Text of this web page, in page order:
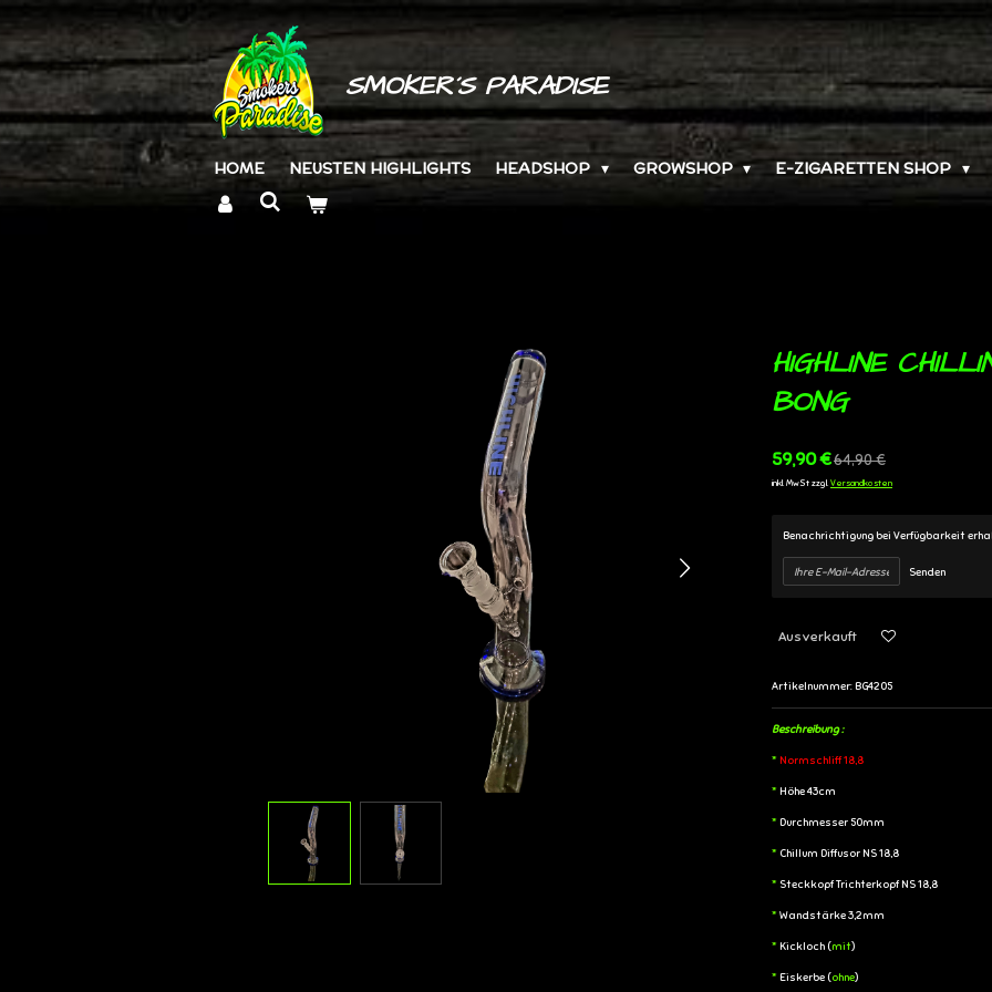
Zum
Hauptinhalt
springen
SMOKER´S PARADISE
HOME NEUSTEN HIGHLIGHTS HEADSHOP GROWSHOP E-ZIGARETTEN SHOP
HIGHLINE
BONG
59,90 €64,90 €
inkl. MwSt zzgl. Versandkosten
Benachrichtigung bei Verfügbarkeit
Senden
Ausverkauft
Artikelnummer:BG4205
Beschreibung :
* Normschliff 18,8
* Höhe 43cm
* Durchmesser 50mm
* Chillum Diffusor NS 18,8
* Steckkopf Trichterkopf NS 18,8
* Wandstärke 3,2mm
* Kickloch (mit)
* Eiskerbe (ohne)